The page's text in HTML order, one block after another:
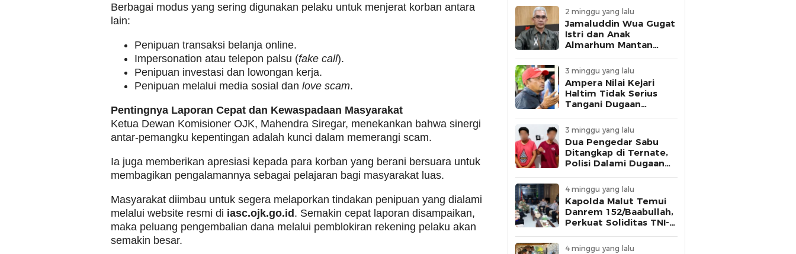
Berbagai modus yang sering digunakan pelaku untuk menjerat korban antara
lain:
Penipuan transaksi belanja online.
Impersonation atau telepon palsu (fake call).
Penipuan investasi dan lowongan kerja.
Penipuan melalui media sosial dan love scam.
Pentingnya Laporan Cepat dan Kewaspadaan Masyarakat
Ketua Dewan Komisioner OJK, Mahendra Siregar, menekankan bahwa sinergi
antar-pemangku kepentingan adalah kunci dalam memerangi scam.
Ia juga memberikan apresiasi kepada para korban yang berani bersuara untuk
membagikan pengalamannya sebagai pelajaran bagi masyarakat luas.
Masyarakat diimbau untuk segera melaporkan tindakan penipuan yang dialami
melalui website resmi di iasc.ojk.go.id. Semakin cepat laporan disampaikan,
maka peluang pengembalian dana melalui pemblokiran rekening pelaku akan
semakin besar.
2 minggu yang lalu
Jamaluddin Wua Gugat
Istri dan Anak
Almarhum Mantan
Tuntut Pelunasan
Utang Rp1 Miliar
3 minggu yang lalu
Ampera Nilai Kejari
Haltim Tidak Serius
Tangani Dugaan
Aksi Besar
3 minggu yang lalu
Dua Pengedar Sabu
Ditangkap di Ternate,
Polisi Dalami Dugaan
Binaan Lapas
4 minggu yang lalu
Kapolda Malut Temui
Danrem 152/Baabullah,
Perkuat Soliditas TNI-
Daerah
4 minggu yang lalu